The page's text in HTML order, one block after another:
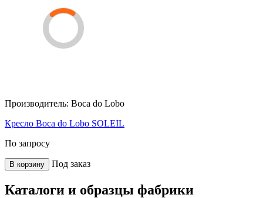
Производитель: Boca do Lobo
Кресло Boca do Lobo SOLEIL
По запросу
В корзину Под заказ
Каталоги и образцы фабрики